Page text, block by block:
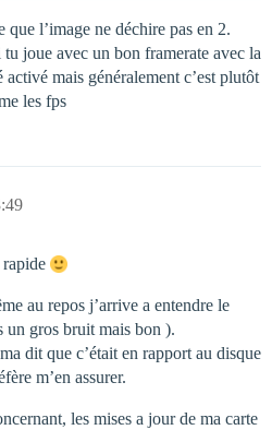
l’image ne déchire pas en 2.
joue avec un bon framerate avec la
mais généralement c’est plutôt
les fps
au repos j’arrive a entendre le
un gros bruit mais bon ).
ma dit que c’était en rapport au disque
m’en assurer.
les mises a jour de ma carte